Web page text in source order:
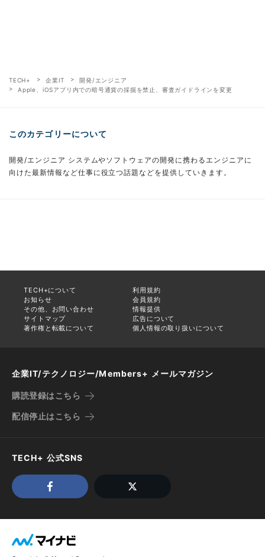
TECH+ 企業IT
開発/エンジニア
Apple、iOSアプリ内での暗号通貨の採掘を禁止、審査ガイドラインを変更
このカテゴリーについて
開発/エンジニア システムやソフトウェアの開発に携わるエンジニアに
向けた最新情報など仕事に役立つ話題などを提供していきます。
TECH+について
利用規約
お知らせ
会員規約
その他、お問い合わせ
情報提供
サイトマップ
広告について
著作権と転載について
個人情報の取り扱いについて
企業IT/テクノロジー/Members+ メールマガジン
購読登録はこちら
配信停止はこちら
TECH+ 公式SNS